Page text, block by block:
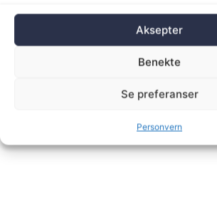
Aksepter
Benekte
Se preferanser
Personvern